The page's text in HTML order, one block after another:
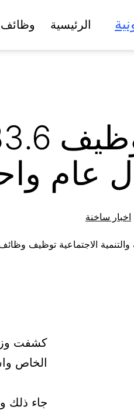
الرئيسية
عام
اخبار ساخنة
والتنمية الاجتماعية توظيف
الخاص واستقدام 1.1 مليون
جاء ذلك